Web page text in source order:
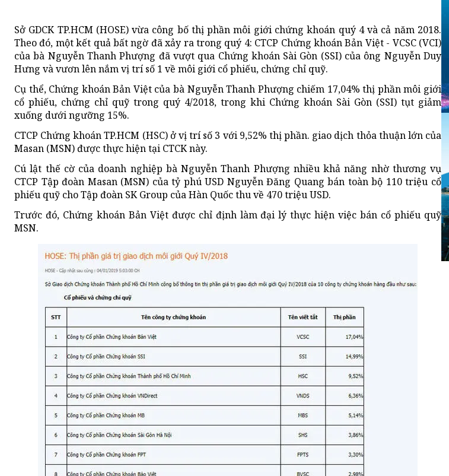
Sở GDCK TP.HCM (HOSE) vừa công bố thị phần môi giới chứng khoán quý 4 và cả năm 2018.
Theo đó, một kết quả bất ngờ đã xảy ra trong quý 4: CTCP Chứng khoán Bản Việt - VCSC (VCI)
của bà Nguyễn Thanh Phượng đã vượt qua Chứng khoán Sài Gòn (SSI) của ông Nguyễn Duy
Hưng và vươn lên nắm vị trí số 1 về môi giới cổ phiếu, chứng chỉ quỹ.
Cụ thể, Chứng khoán Bản Việt của bà Nguyễn Thanh Phượng chiếm 17,04% thị phần môi giới
cổ phiếu, chứng chỉ quỹ trong quý 4/2018, trong khi Chứng khoán Sài Gòn (SSI) tụt giảm
xuống dưới ngưỡng 15%.
CTCP Chứng khoán TP.HCM (HSC) ở vị trí số 3 với 9,52% thị phần. giao dịch thỏa thuận lớn của
Masan (MSN) được thực hiện tại CTCK này.
Cú lật thế cờ của doanh nghiệp bà Nguyễn Thanh Phượng nhiều khả năng nhờ thương vụ
CTCP Tập đoàn Masan (MSN) của tỷ phú USD Nguyễn Đăng Quang bán toàn bộ 110 triệu cổ
phiếu quỹ cho Tập đoàn SK Group của Hàn Quốc thu về 470 triệu USD.
Trước đó, Chứng khoán Bản Việt được chỉ định làm đại lý thực hiện việc bán cổ phiếu quỹ
MSN.